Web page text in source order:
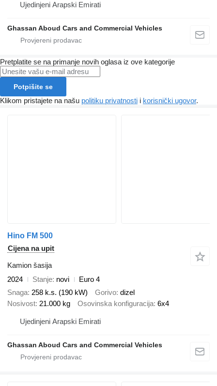
Ujedinjeni Arapski Emirati
Ghassan Aboud Cars and Commercial Vehicles
Pretplatite se na primanje novih oglasa iz ove kategorije
Potpišite se
Klikom pristajete na našu politiku privatnosti i korisnički ugovor.
Hino FM 500
Cijena na upit
Kamion šasija
2024
Stanje novi
Euro 4
Snaga 258 k.s. (190 kW) Gorivo dizel
Nosivost 21.000 kg Osovinska konfiguracija 6x4
Ujedinjeni Arapski Emirati
Ghassan Aboud Cars and Commercial Vehicles